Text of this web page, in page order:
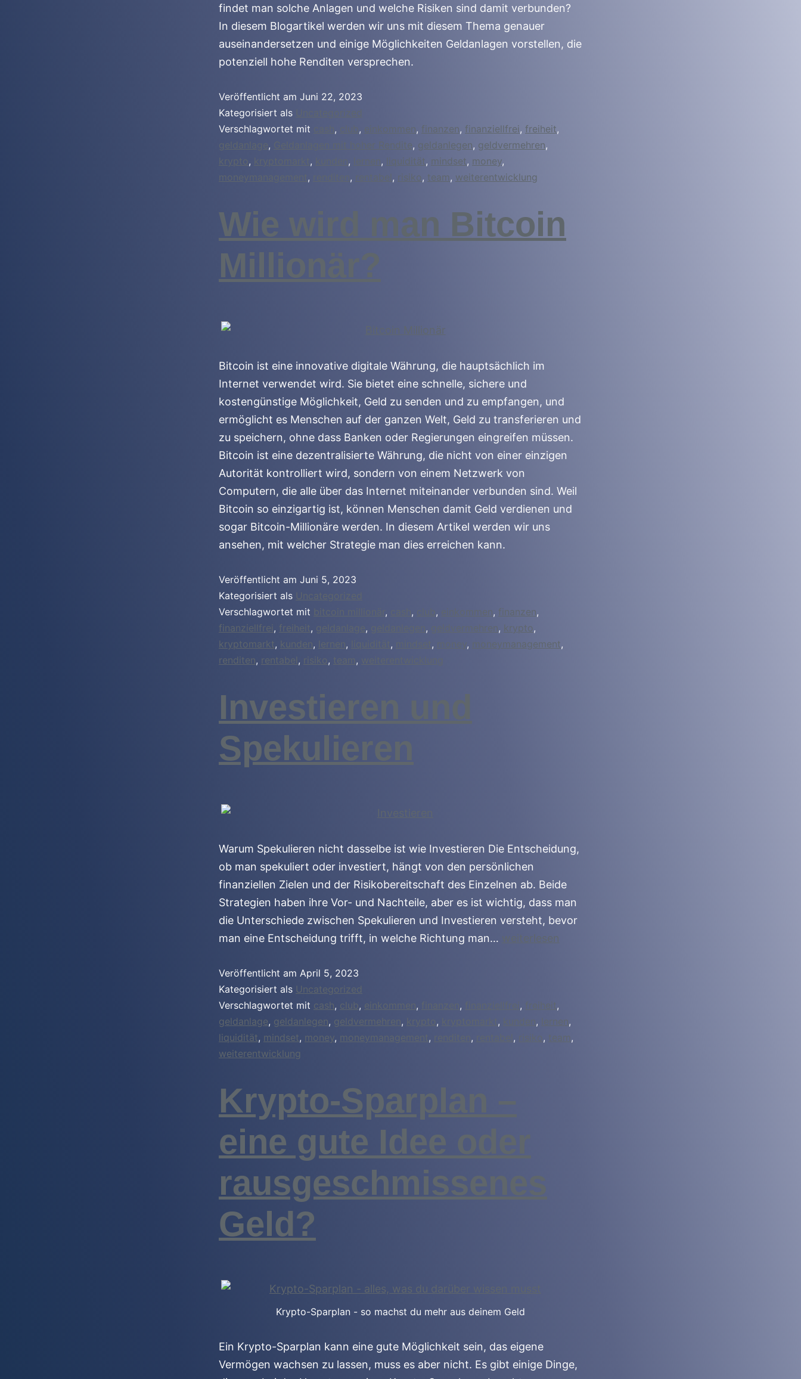
findet man solche Anlagen und welche Risiken sind damit verbunden?
In diesem Blogartikel werden wir uns mit diesem Thema genauer
auseinandersetzen und einige Möglichkeiten Geldanlagen vorstellen, die
potenziell hohe Renditen versprechen.
Veröffentlicht am Juni 22, 2023
Kategorisiert als
Uncategorized
Verschlagwortet mit
, club, einkommen, finanzen, finanziellfrei, freiheit,
geldanlage , Geldanlagen mit hoher Rendite, geldanlegen, geldvermehren,
, , , lernen, liquidität, mindset, money,
moneymanagement , , rentabel , risiko, team, weiterentwicklung
Wie wird man Bitcoin
Millionär?
Bitcoin ist eine innovative digitale Währung, die hauptsächlich im
Internet verwendet wird. Sie bietet eine schnelle, sichere und
kostengünstige Möglichkeit, Geld zu senden und zu empfangen, und
ermöglicht es Menschen auf der ganzen Welt, Geld zu transferieren und
zu speichern, ohne dass Banken oder Regierungen eingreifen müssen.
Bitcoin ist eine dezentralisierte Währung, die nicht von einer einzigen
Autorität kontrolliert wird, sondern von einem Netzwerk von
Computern, die alle über das Internet miteinander verbunden sind. Weil
Bitcoin so einzigartig ist, können Menschen damit Geld verdienen und
sogar Bitcoin-Millionäre werden. In diesem Artikel werden wir uns
ansehen, mit welcher Strategie man dies erreichen kann.
Veröffentlicht am Juni 5, 2023
Kategorisiert als Uncategorized
Verschlagwortet mit
, , club, einkommen, finanzen,
finanziellfrei , freiheit , , , geldvermehren, krypto,
kryptomarkt, kunden, , , , money, moneymanagement,
renditen, rentabel , risiko , ,
Investieren und
Spekulieren
Warum Spekulieren nicht dasselbe ist wie Investieren Die Entscheidung,
ob man spekuliert oder investiert, hängt von den persönlichen
finanziellen Zielen und der Risikobereitschaft des Einzelnen ab. Beide
Strategien haben ihre Vor- und Nachteile, aber es ist wichtig, dass man
die Unterschiede zwischen Spekulieren und Investieren versteht, bevor
man eine Entscheidung trifft, in welche Richtung man… weiterlesen
Veröffentlicht am April 5, 2023
Kategorisiert als Uncategorized
Verschlagwortet mit cash, club, einkommen , , finanziellfrei , freiheit,
geldanlage, geldanlegen, geldvermehren , , , kunden, lernen,
liquidität, mindset, money, moneymanagement , , , risiko, team,
weiterentwicklung
Krypto-Sparplan –
eine gute Idee oder
rausgeschmissenes
Geld?
Krypto-Sparplan - so machst du mehr aus deinem Geld
Ein Krypto-Sparplan kann eine gute Möglichkeit sein, das eigene
Vermögen wachsen zu lassen, muss es aber nicht. Es gibt einige Dinge,